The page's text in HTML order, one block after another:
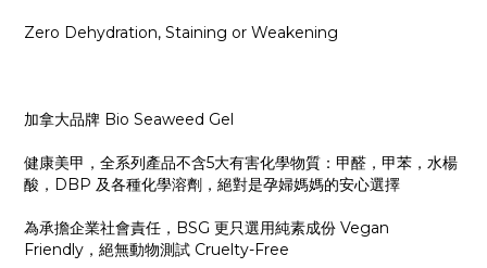
Zero Dehydration, Staining or Weakening
加拿大品牌 Bio Seaweed Gel
健康美甲，全系列產品不含5大有害化學物質：甲醛，甲苯，水楊
酸，DBP 及各種化學溶劑，絕對是孕婦媽媽的安心選擇
為承擔企業社會責任，BSG 更只選用純素成份 Vegan
Friendly，絕無動物測試 Cruelty-Free